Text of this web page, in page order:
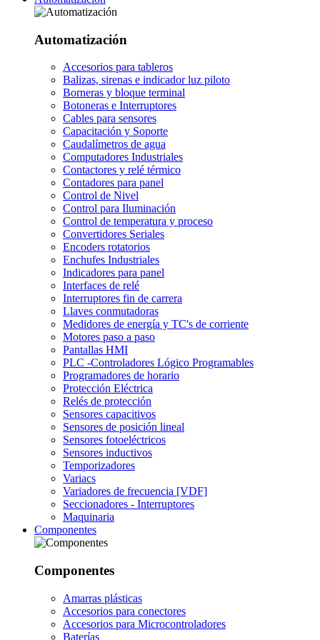
Automatización
Accesorios para tableros
Balizas, sirenas e indicador luz piloto
Borneras y bloque terminal
Botoneras e Interruptores
Cables para sensores
Capacitación y Soporte
Caudalímetros de agua
Computadores Industriales
Contactores y relé térmico
Contadores para panel
Control de Nivel
Control para Iluminación
Control de temperatura y proceso
Convertidores Seriales
Encoders rotatorios
Enchufes Industriales
Indicadores para panel
Interfaces de relé
Interruptores fin de carrera
Llaves conmutadoras
Medidores de energía y TC's de corriente
Motores paso a paso
Pantallas HMI
PLC -Controladores Lógico Programables
Programadores de horario
Protección Eléctrica
Relés de protección
Sensores capacitivos
Sensores de posición lineal
Sensores fotoeléctricos
Sensores inductivos
Temporizadores
Variacs
Variadores de frecuencia [VDF]
Seccionadores - Interruptores
Maquinaria
Componentes
Componentes
Amarras plásticas
Accesorios para conectores
Accesorios para Microcontroladores
Baterías